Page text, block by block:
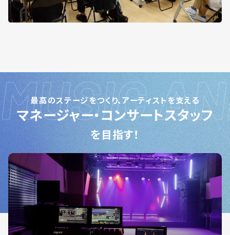
最高のステージをつくり、アーティストを支える
マネージャー・コンサートスタッフ
を目指す！